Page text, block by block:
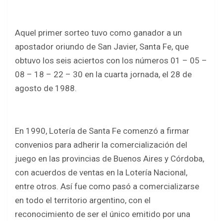
Aquel primer sorteo tuvo como ganador a un
apostador oriundo de San Javier, Santa Fe, que
obtuvo los seis aciertos con los números 01 – 05 –
08 – 18 – 22 – 30 en la cuarta jornada, el 28 de
agosto de 1988.
En 1990, Lotería de Santa Fe comenzó a firmar
convenios para adherir la comercialización del
juego en las provincias de Buenos Aires y Córdoba,
con acuerdos de ventas en la Lotería Nacional,
entre otros. Así fue como pasó a comercializarse
en todo el territorio argentino, con el
reconocimiento de ser el único emitido por una